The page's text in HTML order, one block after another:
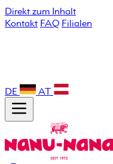
Direkt zum Inhalt
Kontakt FAQ Filialen
DE AT